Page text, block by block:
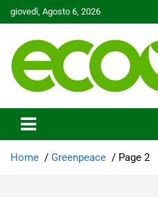
Skip
to
giovedì, Agosto 6, 2026
Ecoo.it
Home Greenpeace Page 2